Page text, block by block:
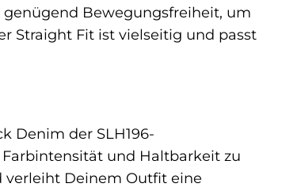
genügend Bewegungsfreiheit, um
Straight Fit ist vielseitig und passt
Denim der SLH196-
Farbintensität und Haltbarkeit zu
verleiht Deinem Outfit eine